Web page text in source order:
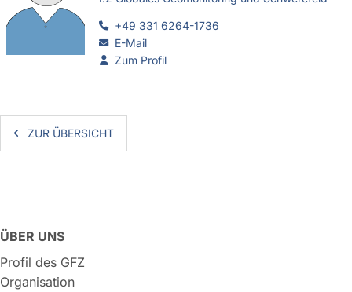
+49 331 6264-1736
E-Mail
Zum Profil
ZUR ÜBERSICHT
ÜBER UNS
Profil des GFZ
Organisation